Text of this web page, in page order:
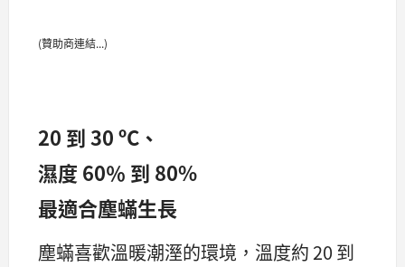
(贊助商連結...)
20 到 30 ºC、
濕度 60％ 到 80%
最適合塵蟎生長
塵蟎喜歡溫暖潮溼的環境，溫度約 20 到